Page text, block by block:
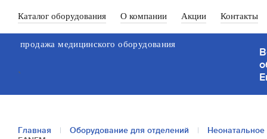
Каталог оборудования О компании Акции Контакты
продажа медицинского оборудования
`
Главная | Оборудование для отделений |